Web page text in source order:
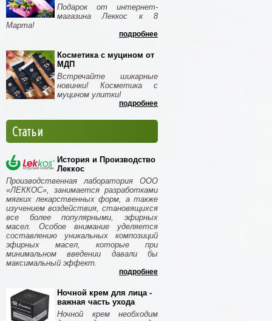
Подарок от интернет-
магазина Леккос к 8
Марта!
подробнее
Косметика с муцином от
МДП
Встречайте шикарные
новинки! Косметика с
муцином улитки!
подробнее
Статьи
История и Производство
Леккос
Производственная лаборатория ООО
«ЛЕККОС», занимается разработками
мягких лекарственных форм, а также
изучением воздействия, становящихся
все более популярными, эфирных
масел. Особое внимание уделяется
составлению уникальных композиций
эфирных масел, которые при
минимальном введении давали бы
максимальный эффект.
подробнее
Ночной крем для лица -
важная часть ухода
Ночной крем необходим